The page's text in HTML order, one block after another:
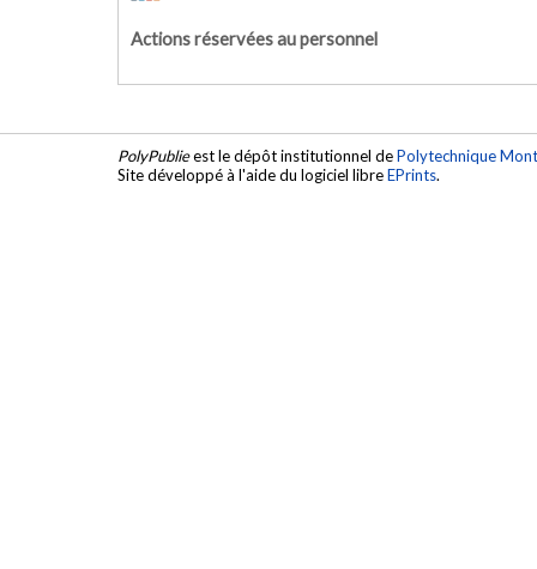
Actions réservées au personnel
PolyPublieest le dépôt institutionnel dePolytechnique
Site développé à l'aide du logiciel libreEPrints.